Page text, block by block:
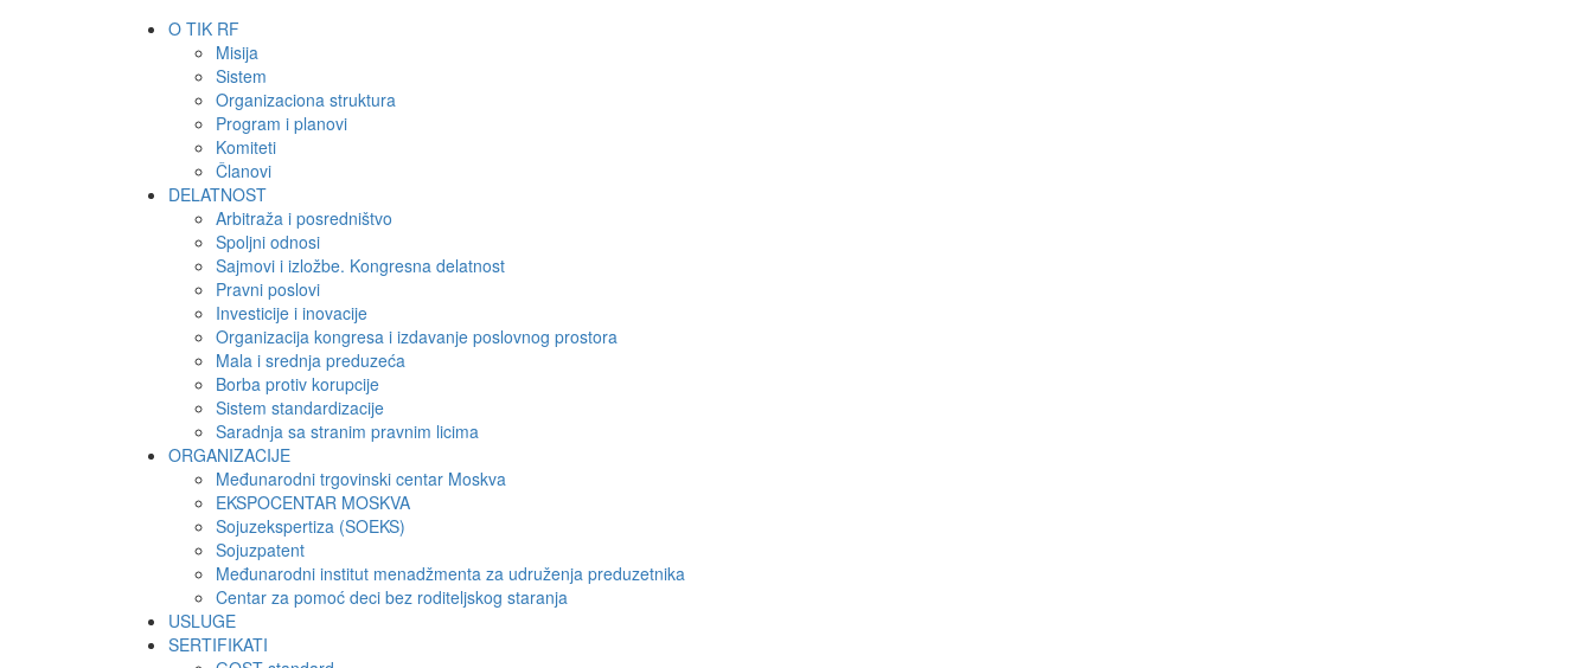
O TIK RF
Misija
Sistem
Organizaciona struktura
Program i planovi
Komiteti
Članovi
DELATNOST
Arbitraža i posredništvo
Spoljni odnosi
Sajmovi i izložbe. Kongresna delatnost
Pravni poslovi
Investicije i inovacije
Organizacija kongresa i izdavanje poslovnog prostora
Mala i srednja preduzeća
Borba protiv korupcije
Sistem standardizacije
Saradnja sa stranim pravnim licima
ORGANIZACIJE
Međunarodni trgovinski centar Moskva
EKSPOCENTAR MOSKVA
Sojuzekspertiza (SOEKS)
Sojuzpatent
Međunarodni institut menadžmenta za udruženja preduzetnika
Centar za pomoć deci bez roditeljskog staranja
USLUGE
SERTIFIKATI